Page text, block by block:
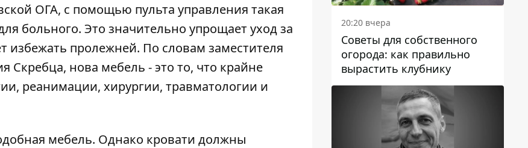
ОГА, с помощью пульта управления такая
больного. Это значительно упрощает уход за
избежать пролежней. По словам заместителя
нова мебель - это то, что крайне
реанимации, хирургии, травматологии и
мебель. Однако кровати должны
20:20 вчера
Советы для собственного
огорода: как правильно
вырастить клубнику